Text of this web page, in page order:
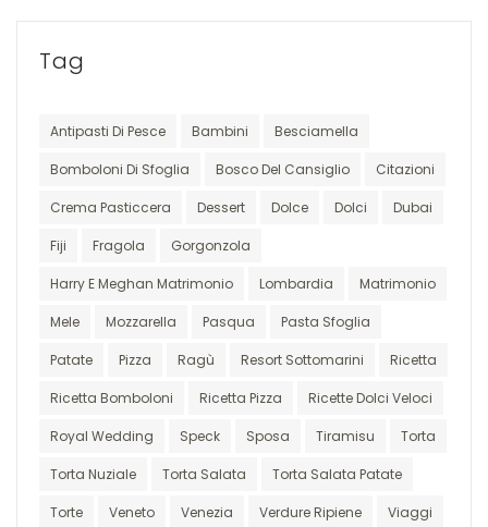
Tag
Antipasti Di Pesce Bambini Besciamella
Bomboloni Di Sfoglia Bosco Del Cansiglio Citazioni
Crema Pasticcera Dessert Dolce Dolci Dubai
Fiji Fragola Gorgonzola
Harry E Meghan Matrimonio Lombardia Matrimonio
Mele Mozzarella Pasqua Pasta Sfoglia
Patate Pizza Ragù Resort Sottomarini Ricetta
Ricetta Bomboloni Ricetta Pizza Ricette Dolci Veloci
Royal Wedding Speck Sposa Tiramisu Torta
Torta Nuziale Torta Salata Torta Salata Patate
Torte Veneto Venezia Verdure Ripiene Viaggi